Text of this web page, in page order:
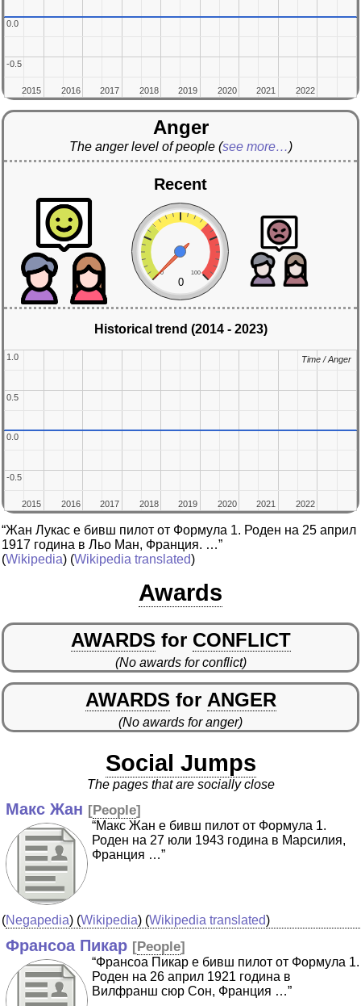
2015
2015 2016
2016 2017
2017 2018
2018 2019
2019 2020
2020 2021
2021 2022
2022
-0.5
-0.5
0.0
0.0
Anger
The anger level of people (see more…)
Recent
0 100
0
Historical trend (2014 - 2023)
2015
2015 2016
2016 2017
2017 2018
2018 2019
2019 2020
2020 2021
2021 2022
2022
-0.5
-0.5
0.0
0.0
0.5
0.5
1.0
1.0 Time / Anger
Time / Anger
“Жан Лукас е бивш пилот от Формула 1. Роден на 25 април
1917 година в Льо Ман, Франция. …”
(Wikipedia) (Wikipedia translated)
Awards
AWARDS for CONFLICT
(No awards for conflict)
AWARDS for ANGER
(No awards for anger)
Social Jumps
The pages that are socially close
Макс Жан [People]
“Макс Жан е бивш пилот от Формула 1.
Роден на 27 юли 1943 година в Марсилия,
Франция …”
(Negapedia) (Wikipedia) (Wikipedia translated)
Франсоа Пикар [People]
“Франсоа Пикар е бивш пилот от Формула 1.
Роден на 26 април 1921 година в
Вилфранш сюр Сон, Франция …”